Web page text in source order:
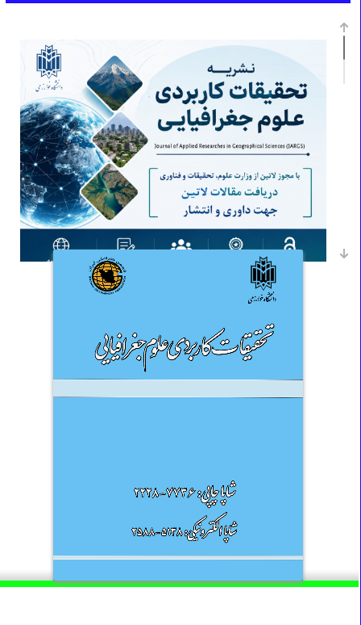
مجله «تحقیقات کاربردی علوم جغرافیایی» دانشگاه خوارزمی تهران در سال
۱۳۸۱ به نام نشریه علوم جغرافیایی راه‌اندازی شد. در سال ۸۹ به درخواست